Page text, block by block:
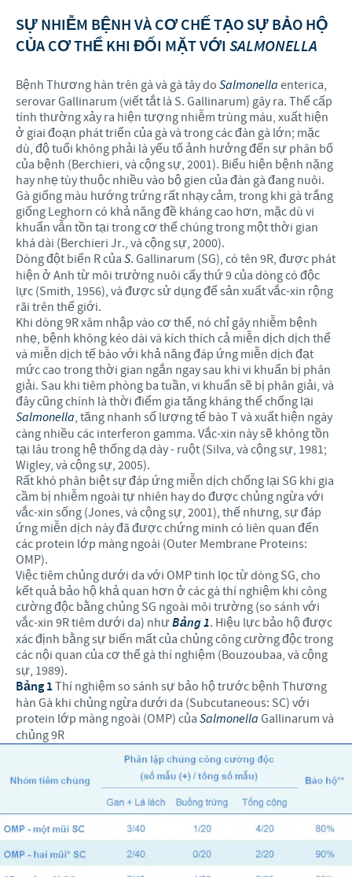
SỰ NHIỄM BỆNH VÀ CƠ CHẾ TẠO SỰ BẢO HỘ
CỦA CƠ THỂ KHI ĐỐI MẶT VỚI SALMONELLA
Bệnh Thương hàn trên gà và gà tây do Salmonella enterica,
serovar Gallinarum (viết tắt là S. Gallinarum) gây ra. Thể cấp
tính thường xảy ra hiện tượng nhiễm trùng máu, xuất hiện
ở giai đoạn phát triển của gà và trong các đàn gà lớn; mặc
dù, độ tuổi không phải là yếu tố ảnh hưởng đến sự phân bố
của bệnh (Berchieri, và cộng sự, 2001). Biểu hiện bệnh nặng
hay nhẹ tùy thuộc nhiều vào bộ gien của đàn gà đang nuôi.
Gà giống màu hướng trứng rất nhạy cảm, trong khi gà trắng
giống Leghorn có khả năng đề kháng cao hơn, mặc dù vi
khuẩn vẫn tồn tại trong cơ thể chúng trong một thời gian
khá dài (Berchieri Jr., và cộng sự, 2000).
Dòng đột biến R của S. Gallinarum (SG), có tên 9R, được phát
hiện ở Anh từ môi trường nuôi cấy thứ 9 của dòng có độc
lực (Smith, 1956), và được sử dụng để sản xuất vắc-xin rộng
rãi trên thế giới.
Khi dòng 9R xâm nhập vào cơ thể, nó chỉ gây nhiễm bệnh
nhẹ, bệnh không kéo dài và kích thích cả miễn dịch dịch thể
và miễn dịch tế bào với khả năng đáp ứng miễn dịch đạt
mức cao trong thời gian ngắn ngay sau khi vi khuẩn bị phân
giải. Sau khi tiêm phòng ba tuần, vi khuẩn sẽ bị phân giải, và
đây cũng chính là thời điểm gia tăng kháng thể chống lại
Salmonella, tăng nhanh số lượng tế bào T và xuất hiện ngày
càng nhiều các interferon gamma. Vắc-xin này sẽ không tồn
tại lâu trong hệ thống dạ dày - ruột (Silva, và cộng sự, 1981;
Wigley, và cộng sự, 2005).
Rất khó phân biệt sự đáp ứng miễn dịch chống lại SG khi gia
cầm bị nhiễm ngoài tự nhiên hay do được chủng ngừa với
vắc-xin sống (Jones, và cộng sự, 2001), thế nhưng, sự đáp
ứng miễn dịch này đã được chứng minh có liên quan đến
các protein lớp màng ngoài (Outer Membrane Proteins:
OMP).
Việc tiêm chủng dưới da với OMP tinh lọc từ dòng SG, cho
kết quả bảo hộ khả quan hơn ở các gà thí nghiệm khi công
cường độc bằng chủng SG ngoài môi trường (so sánh với
vắc-xin 9R tiêm dưới da) nhưBảng 1. Hiệu lực bảo hộ được
xác định bằng sự biến mất của chủng công cường độc trong
các nội quan của cơ thể gà thí nghiệm (Bouzoubaa, và cộng
sự, 1989).
Bảng 1Thí nghiệm so sánh sự bảo hộ trước bệnh Thương
hàn Gà khi chủng ngừa dưới da (Subcutaneous: SC) với
protein lớp màng ngoài (OMP) của Salmonella Gallinarum và
chủng 9R